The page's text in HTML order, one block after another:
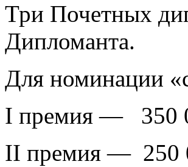
Три Почетных
Дипломанта.
Для номинации
I премия — 350
II премия — 250